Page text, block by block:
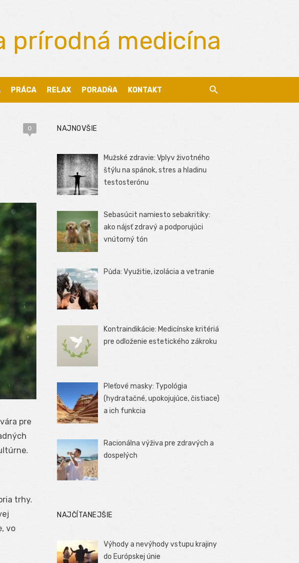
prírodná medicína
PRÁCA RELAX PORADŇA KONTAKT
0
pre
trhy.
vo
NAJNOVŠIE
Mužské zdravie: Vplyv životného
štýlu na spánok, stres a hladinu
testosterónu
Sebasúcit namiesto sebakritiky:
ako nájsť zdravý a podporujúci
vnútorný tón
Půda: Využitie, izolácia a vetranie
Kontraindikácie: Medicínske kritériá
pre odloženie estetického zákroku
Pleťové masky: Typológia
(hydratačné, upokojujúce, čistiace)
a ich funkcia
Racionálna výživa pre zdravých a
dospelých
NAJČÍTANEJŠIE
Výhody a nevýhody vstupu krajiny
do Európskej únie